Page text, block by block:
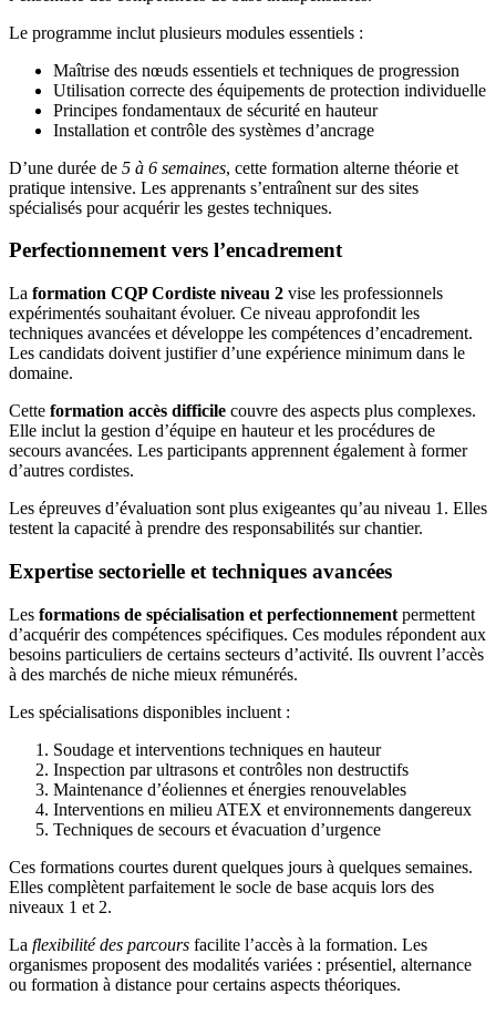
Le programme inclut plusieurs modules essentiels :
Maîtrise des nœuds essentiels et techniques de progression
Utilisation correcte des équipements de protection individuelle
Principes fondamentaux de sécurité en hauteur
Installation et contrôle des systèmes d’ancrage
D’une durée de 5 à 6 semaines, cette formation alterne théorie et
pratique intensive. Les apprenants s’entraînent sur des sites
spécialisés pour acquérir les gestes techniques.
Perfectionnement vers l’encadrement
La formation CQP Cordiste niveau 2 vise les professionnels
expérimentés souhaitant évoluer. Ce niveau approfondit les
techniques avancées et développe les compétences d’encadrement.
Les candidats doivent justifier d’une expérience minimum dans le
domaine.
Cette formation accès difficile couvre des aspects plus complexes.
Elle inclut la gestion d’équipe en hauteur et les procédures de
secours avancées. Les participants apprennent également à former
d’autres cordistes.
Les épreuves d’évaluation sont plus exigeantes qu’au niveau 1. Elles
testent la capacité à prendre des responsabilités sur chantier.
Expertise sectorielle et techniques avancées
Les formations de spécialisation et perfectionnement permettent
d’acquérir des compétences spécifiques. Ces modules répondent aux
besoins particuliers de certains secteurs d’activité. Ils ouvrent l’accès
à des marchés de niche mieux rémunérés.
Les spécialisations disponibles incluent :
Soudage et interventions techniques en hauteur
Inspection par ultrasons et contrôles non destructifs
Maintenance d’éoliennes et énergies renouvelables
Interventions en milieu ATEX et environnements dangereux
Techniques de secours et évacuation d’urgence
Ces formations courtes durent quelques jours à quelques semaines.
Elles complètent parfaitement le socle de base acquis lors des
niveaux 1 et 2.
La flexibilité des parcours facilite l’accès à la formation. Les
organismes proposent des modalités variées : présentiel, alternance
ou formation à distance pour certains aspects théoriques.